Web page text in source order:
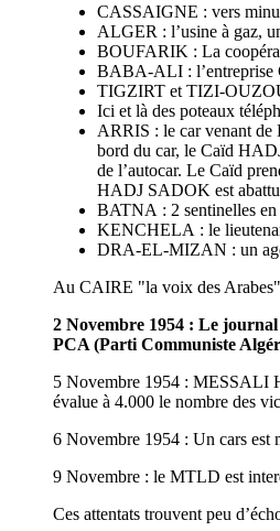
CASSAIGNE : vers
ALGER : l’usine à gaz,
BOUFARIK : La
BABA-ALI : l’entreprise
TIGZIRT et TIZI-
Ici et là des poteaux
ARRIS : le car venant
bord du car, le Caïd
de l’autocar. Le Caïd
HADJ SADOK est abattu
BATNA : 2 sentinelles en
KENCHELA : le
DRA-EL-MIZAN : un
Au CAIRE "la voix des
2 Novembre 1954 : Le
PCA (Parti Communiste
5 Novembre 1954 : MESSALI
évalue à 4.000 le nombre des
6 Novembre 1954 : Un cars est
9 Novembre : le MTLD est
Ces attentats trouvent peu